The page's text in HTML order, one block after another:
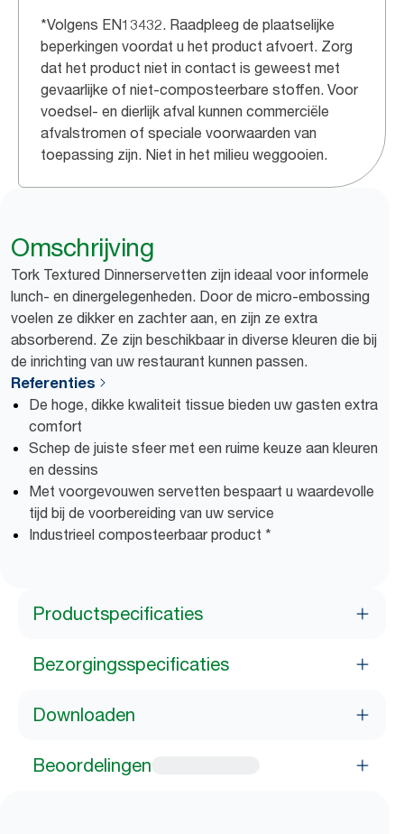
*Volgens EN13432. Raadpleeg de plaatselijke
beperkingen voordat u het product afvoert. Zorg
dat het product niet in contact is geweest met
gevaarlijke of niet-composteerbare stoffen. Voor
voedsel- en dierlijk afval kunnen commerciële
afvalstromen of speciale voorwaarden van
toepassing zijn. Niet in het milieu weggooien.
Omschrijving
Tork Textured Dinnerservetten zijn ideaal voor informele
lunch- en dinergelegenheden. Door de micro-embossing
voelen ze dikker en zachter aan, en zijn ze extra
absorberend. Ze zijn beschikbaar in diverse kleuren die bij
de inrichting van uw restaurant kunnen passen.
Referenties
De hoge, dikke kwaliteit tissue bieden uw gasten extra
comfort
Schep de juiste sfeer met een ruime keuze aan kleuren
en dessins
Met voorgevouwen servetten bespaart u waardevolle
tijd bij de voorbereiding van uw service
Industrieel composteerbaar product *
Productspecificaties
Bezorgingsspecificaties
Downloaden
Beoordelingen